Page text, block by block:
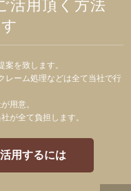
活用頂く方法
を致します。
レーム処理などは全て当社で行
用意。
が全て負担します。
用するには